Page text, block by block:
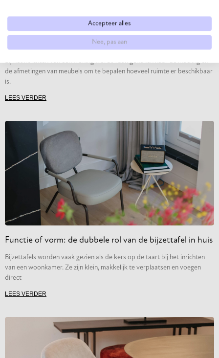
Ruimte creëren: Waarom lichte tafels je huis groter doen
Bij het inrichten van een woning wordt vaak gekeken naar de indeling en
de afmetingen van meubels om te bepalen hoeveel ruimte er beschikbaar
is.
LEES VERDER
Functie of vorm: de dubbele rol van de bijzettafel in huis
Bijzettafels worden vaak gezien als de kers op de taart bij het inrichten
van een woonkamer. Ze zijn klein, makkelijk te verplaatsen en voegen
direct
LEES VERDER
Accepteer alles
Nee, pas aan